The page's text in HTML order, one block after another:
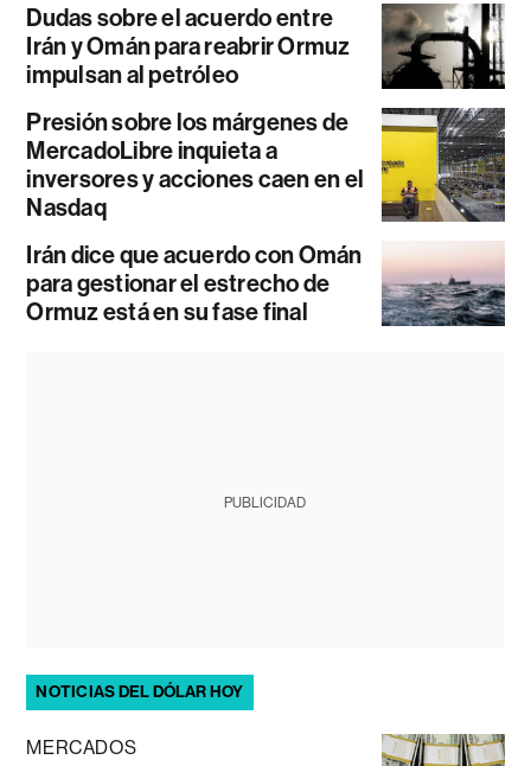
Dudas sobre el acuerdo entre
Irán y Omán para reabrir Ormuz
impulsan al petróleo
Presión sobre los márgenes de
MercadoLibre inquieta a
inversores y acciones caen en el
Nasdaq
Irán dice que acuerdo con Omán
para gestionar el estrecho de
Ormuz está en su fase final
PUBLICIDAD
NOTICIAS DEL DÓLAR HOY
MERCADOS